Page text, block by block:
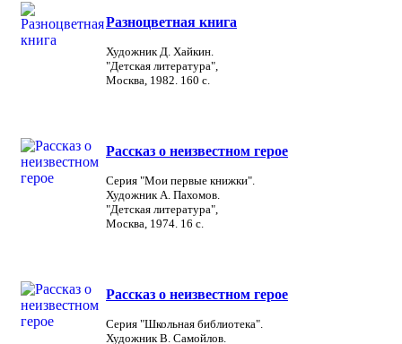
Разноцветная книга
Художник Д. Хайкин.
"Детская литература",
Москва, 1982. 160 с.
Рассказ о неизвестном герое
Серия "Мои первые книжки".
Художник А. Пахомов.
"Детская литература",
Москва, 1974. 16 с.
Рассказ о неизвестном герое
Серия "Школьная библиотека".
Художник В. Самойлов.